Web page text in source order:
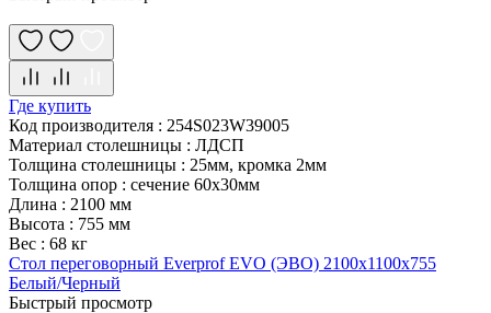
Где купить
Код производителя : 254S023W39005
Материал столешницы : ЛДСП
Толщина столешницы : 25мм, кромка 2мм
Толщина опор : сечение 60х30мм
Длина : 2100 мм
Высота : 755 мм
Вес : 68 кг
Стол переговорный Everprof EVO (ЭВО) 2100х1100x755
Белый/Черный
Быстрый просмотр